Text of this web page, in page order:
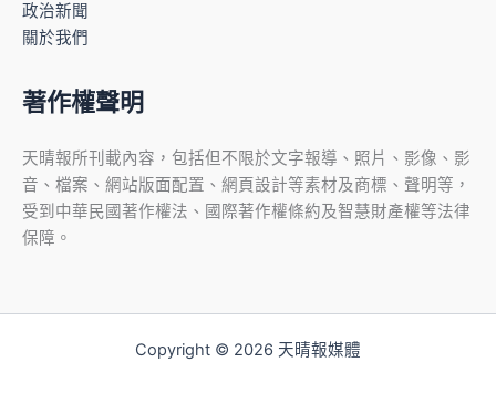
政治新聞
關於我們
著作權聲明
天晴報所刊載內容，包括但不限於文字報導、照片、影像、影
音、檔案、網站版面配置、網頁設計等素材及商標、聲明等，
受到中華民國著作權法、國際著作權條約及智慧財產權等法律
保障。
Copyright © 2026 天晴報媒體